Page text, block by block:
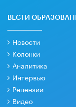
ВЕСТИ
Новости
Колонки
Аналитика
Интервью
Рецензии
Видео